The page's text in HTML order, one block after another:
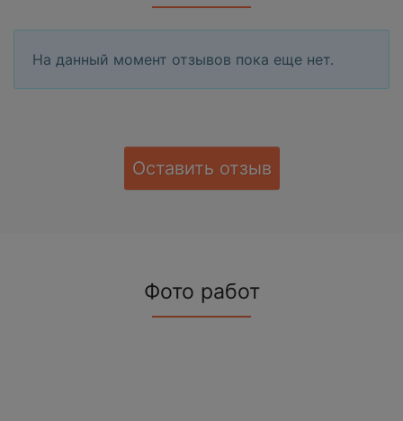
На данный момент отзывов пока еще нет.
Оставить отзыв
Фото работ